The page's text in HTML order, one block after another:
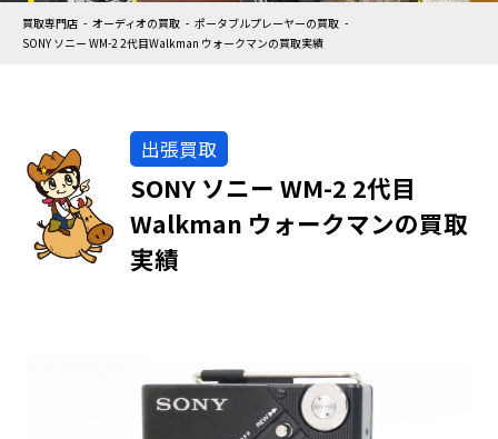
買取専門店 オーディオの買取
ポータブルプレーヤーの買取
SONY ソニー WM-2 2代目Walkman ウォークマンの買取実績
出張買取
SONY ソニー WM-2 2代目
Walkman ウォークマンの買取
実績